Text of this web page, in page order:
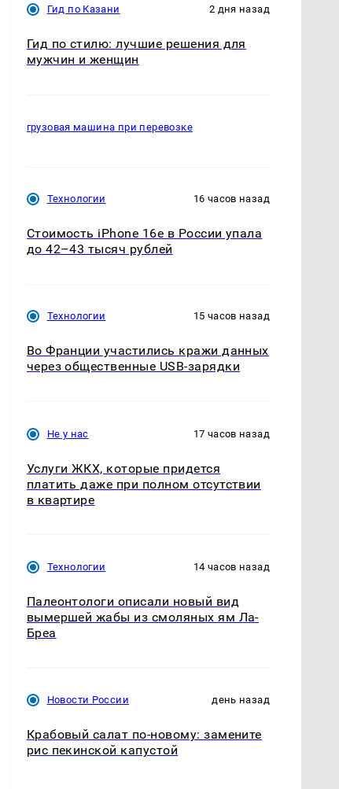
Гид по Казани 2 дня назад
Гид по стилю: лучшие решения для
мужчин и женщин
грузовая машина при перевозке
Технологии 16 часов назад
Стоимость iPhone 16e в России упала
до 42–43 тысяч рублей
Технологии 15 часов назад
Во Франции участились кражи данных
через общественные USB-зарядки
Не у нас 17 часов назад
Услуги ЖКХ, которые придется
платить даже при полном отсутствии
в квартире
Технологии 14 часов назад
Палеонтологи описали новый вид
вымершей жабы из смоляных ям Ла-
Бреа
Новости России день назад
Крабовый салат по-новому: замените
рис пекинской капустой